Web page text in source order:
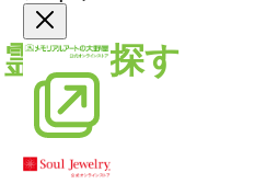
園を探す